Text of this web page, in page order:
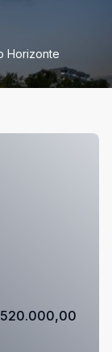
Horizonte
520.000,00